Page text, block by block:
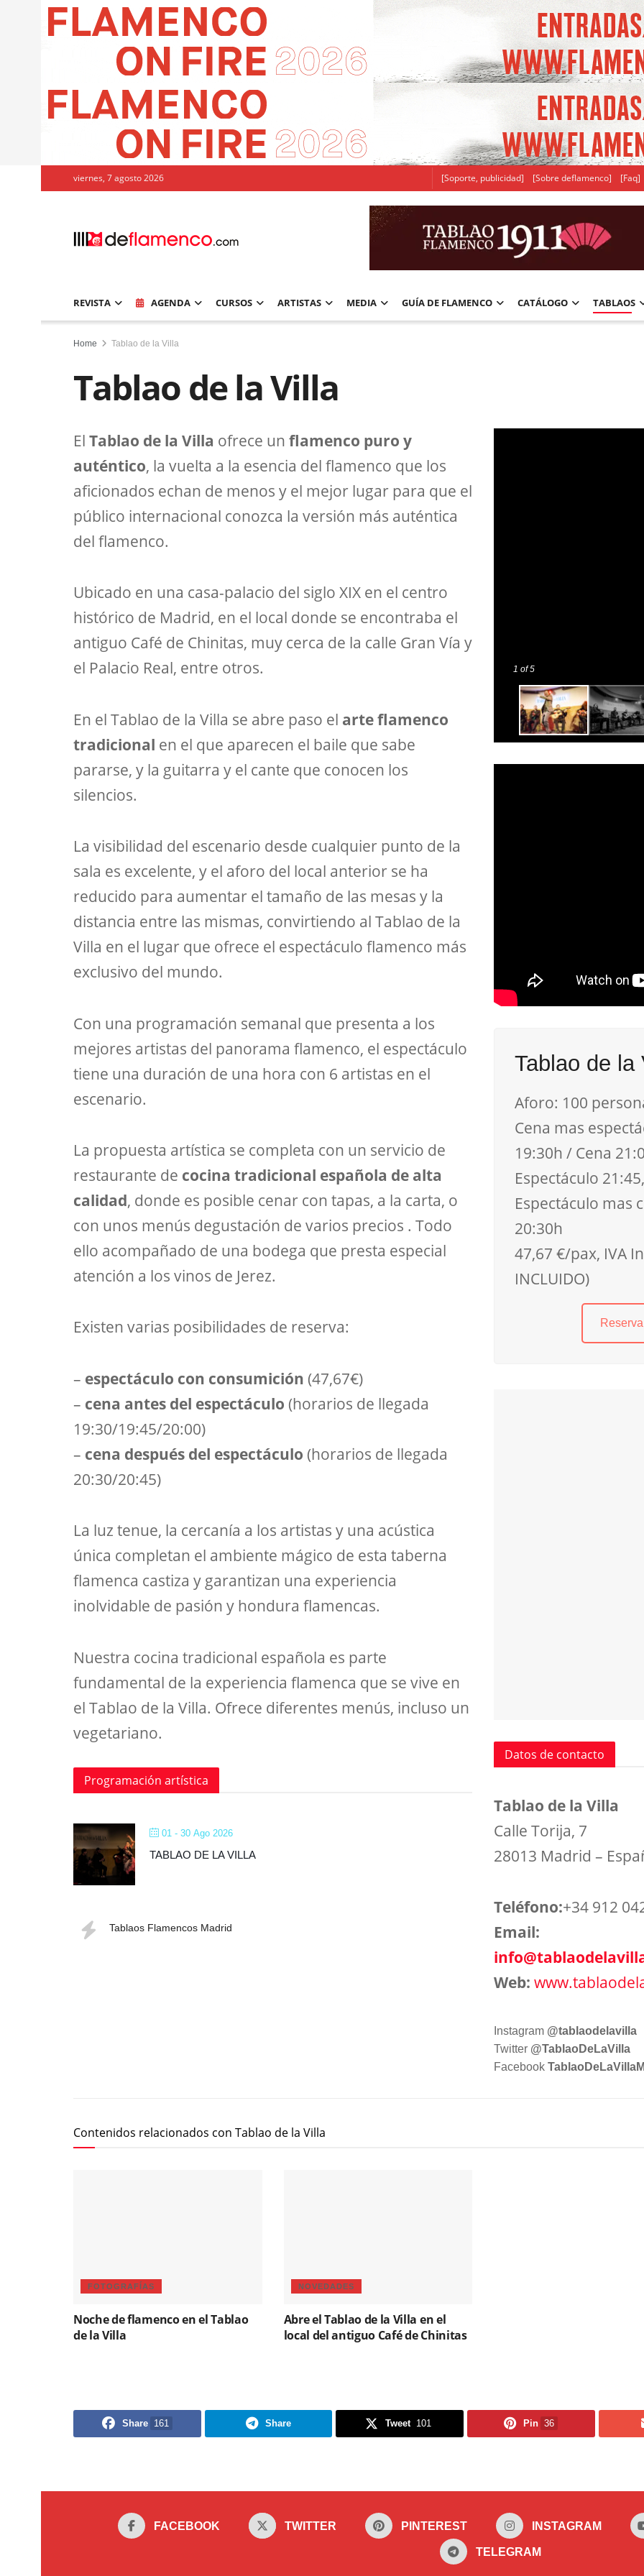
viernes, 7 agosto 2026 [Soporte, publicidad] [Sobre deflamenco] [Faq]
REVISTA AGENDA CURSOS ARTISTAS MEDIA GUÍA DE FLAMENCO CATÁLOGO TABLAOS
Home Tablao de la Villa
Tablao de la Villa
El Tablao de la Villa ofrece un flamenco puro y
auténtico, la vuelta a la esencia del flamenco que los
aficionados echan de menos y el mejor lugar para que el
público internacional conozca la versión más auténtica
del flamenco.
Ubicado en una casa-palacio del siglo XIX en el centro
histórico de Madrid, en el local donde se encontraba el
antiguo Café de Chinitas, muy cerca de la calle Gran Vía y
el Palacio Real, entre otros.
En el Tablao de la Villa se abre paso el arte flamenco
tradicional en el que aparecen el baile que sabe
pararse, y la guitarra y el cante que conocen los
silencios.
La visibilidad del escenario desde cualquier punto de la
sala es excelente, y el aforo del local anterior se ha
reducido para aumentar el tamaño de las mesas y la
distancia entre las mismas, convirtiendo al Tablao de la
Villa en el lugar que ofrece el espectáculo flamenco más
exclusivo del mundo.
Con una programación semanal que presenta a los
mejores artistas del panorama flamenco, el espectáculo
tiene una duración de una hora con 6 artistas en el
escenario.
La propuesta artística se completa con un servicio de
restaurante de cocina tradicional española de alta
calidad, donde es posible cenar con tapas, a la carta, o
con unos menús degustación de varios precios . Todo
ello acompañado de una bodega que presta especial
atención a los vinos de Jerez.
Existen varias posibilidades de reserva:
– espectáculo con consumición (47,67€)
– cena antes del espectáculo (horarios de llegada
19:30/19:45/20:00)
– cena después del espectáculo (horarios de llegada
20:30/20:45)
La luz tenue, la cercanía a los artistas y una acústica
única completan el ambiente mágico de esta taberna
flamenca castiza y garantizan una experiencia
inolvidable de pasión y hondura flamencas.
Nuestra cocina tradicional española es parte
fundamental de la experiencia flamenca que se vive en
el Tablao de la Villa. Ofrece diferentes menús, incluso un
vegetariano.
Programación artística
01 - 30 Ago 2026
TABLAO DE LA VILLA
Tablaos Flamencos Madrid
1 of 5
Tablao de la
Aforo: 100
Cena mas
19:30h / Cena
Espectáculo
Espectáculo mas
20:30h
47,67 €/pax, IVA
INCLUIDO)
Datos de contacto
Tablao de la Villa
Calle Torija, 7
28013 Madrid –
Teléfono:+34 912
Email:
Web:
Instagram @tablaodelavilla
Twitter @TablaoDeLaVilla
Facebook
Contenidos relacionados con Tablao de la Villa
FOTOGRAFÍAS
Noche de flamenco en el Tablao
de la Villa
NOVEDADES
Abre el Tablao de la Villa en el
local del antiguo Café de Chinitas
Share 161 Share Tweet 101 Pin 36
FACEBOOK TWITTER PINTEREST INSTAGRAM
TELEGRAM